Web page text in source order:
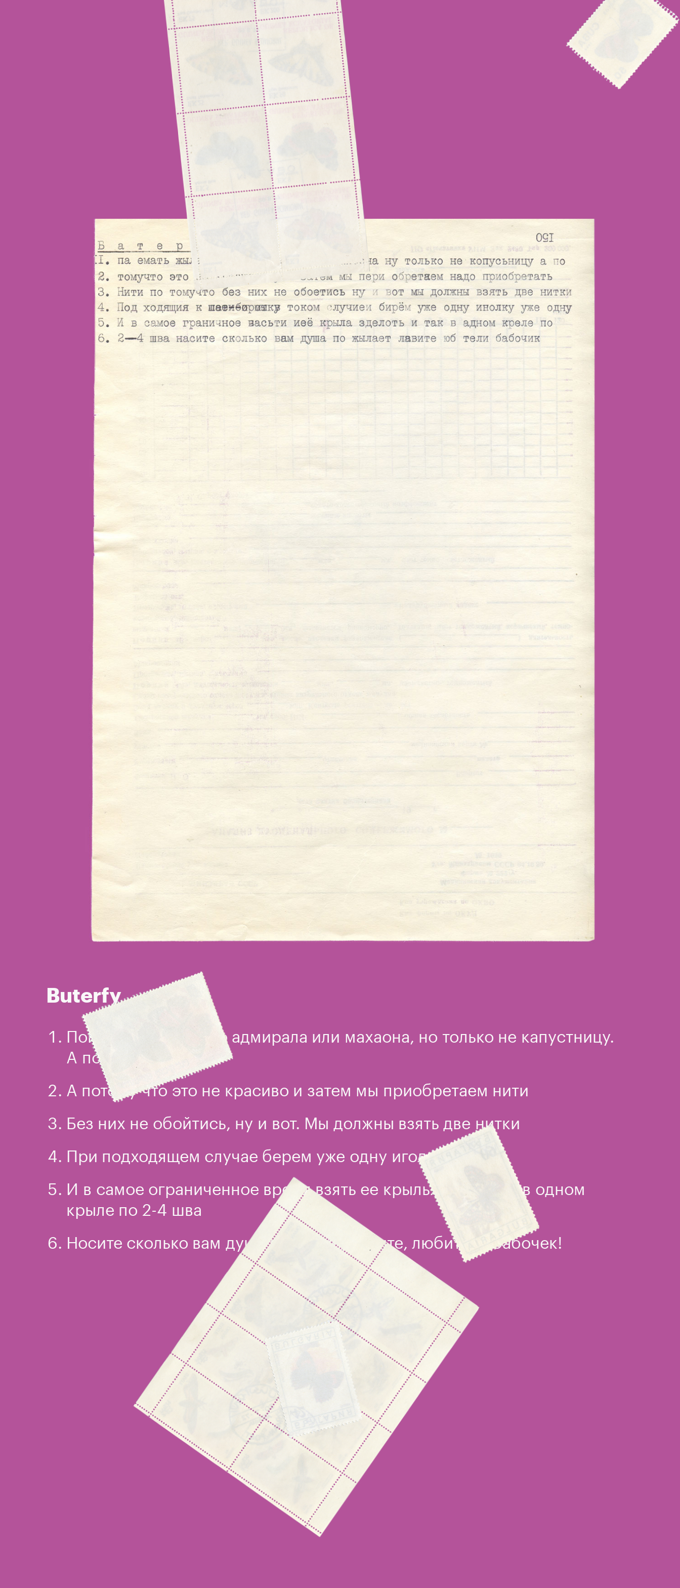
Buterfy
Поймать желательно адмирала или махаона, но только не капустницу.
А почему?
А потому что это не красиво и затем мы приобретаем нити
Без них не обойтись, ну и вот. Мы должны взять две нитки
При подходящем случае берем уже одну иголку
И в самое ограниченное время взять ее крылья и сделать в одном
крыле по 2-4 шва
Носите сколько вам душа пожелает, ловите, любители бабочек!